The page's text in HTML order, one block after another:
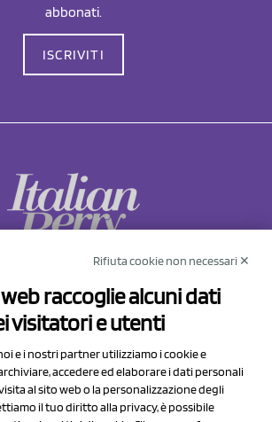
abbonati.
ISCRIVITI
Sassuolo Vignola 315/1
41057 Spilamberto (MO)
P.I/C.F. 01041460369
Rifiuta cookie non necessari ✕
raccoglie alcuni dati
visitatori e utenti
e i nostri partner utilizziamo i cookie e
accedere ed elaborare i dati personali
al sito web o la personalizzazione degli
il tuo diritto alla privacy, è possibile